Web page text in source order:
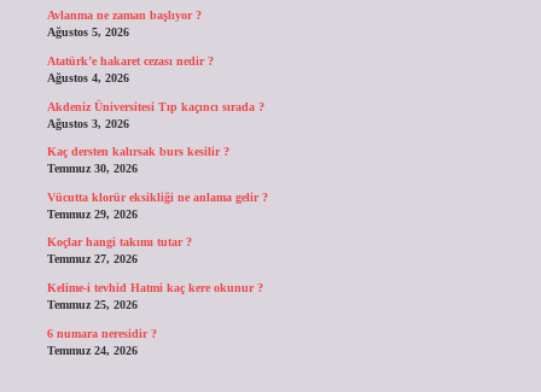
Avlanma ne zaman başlıyor ?
Ağustos 5, 2026
Atatürk’e hakaret cezası nedir ?
Ağustos 4, 2026
Akdeniz Üniversitesi Tıp kaçıncı sırada ?
Ağustos 3, 2026
Kaç dersten kalırsak burs kesilir ?
Temmuz 30, 2026
Vücutta klorür eksikliği ne anlama gelir ?
Temmuz 29, 2026
Koçlar hangi takımı tutar ?
Temmuz 27, 2026
Kelime-i tevhid Hatmi kaç kere okunur ?
Temmuz 25, 2026
6 numara neresidir ?
Temmuz 24, 2026